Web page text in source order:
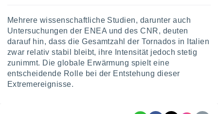
Mehrere wissenschaftliche Studien, darunter auch
Untersuchungen der ENEA und des CNR, deuten
darauf hin, dass die Gesamtzahl der Tornados in Italien
zwar relativ stabil bleibt, ihre Intensität jedoch stetig
zunimmt. Die globale Erwärmung spielt eine
entscheidende Rolle bei der Entstehung dieser
Extremereignisse.